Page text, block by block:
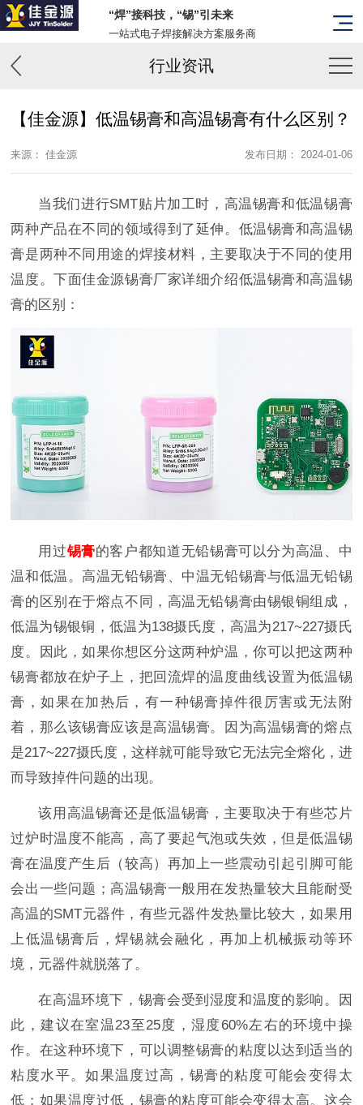
“焊”接科技，“锡”引未来
一站式电子焊接解决方案服务商
行业资讯
【佳金源】低温锡膏和高温锡膏有什么区别？
来源： 佳金源 发布日期： 2024-01-06
当我们进行SMT贴片加工时，高温锡膏和低温锡膏
两种产品在不同的领域得到了延伸。低温锡膏和高温锡
膏是两种不同用途的焊接材料，主要取决于不同的使用
温度。下面佳金源锡膏厂家详细介绍低温锡膏和高温锡
膏的区别：
用过锡膏的客户都知道无铅锡膏可以分为高温、中
温和低温。高温无铅锡膏、中温无铅锡膏与低温无铅锡
膏的区别在于熔点不同，高温无铅锡膏由锡银铜组成，
低温为锡银铜，低温为138摄氏度，高温为217~227摄氏
度。因此，如果你想区分这两种炉温，你可以把这两种
锡膏都放在炉子上，把回流焊的温度曲线设置为低温锡
膏，如果在加热后，有一种锡膏掉件很厉害或无法附
着，那么该锡膏应该是高温锡膏。因为高温锡膏的熔点
是217~227摄氏度，这样就可能导致它无法完全熔化，进
而导致掉件问题的出现。
该用高温锡膏还是低温锡膏，主要取决于有些芯片
过炉时温度不能高，高了要起气泡或失效，但是低温锡
膏在温度产生后（较高）再加上一些震动引起引脚可能
会出一些问题；高温锡膏一般用在发热量较大且能耐受
高温的SMT元器件，有些元器件发热量比较大，如果用
上低温锡膏后，焊锡就会融化，再加上机械振动等环
境，元器件就脱落了。
在高温环境下，锡膏会受到湿度和温度的影响。因
此，建议在室温23至25度，湿度60%左右的环境中操
作。在这种环境下，可以调整锡膏的粘度以达到适当的
粘度水平。如果温度过高，锡膏的粘度可能会变得太
低；如果温度过低，锡膏的粘度可能会变得太高。这会